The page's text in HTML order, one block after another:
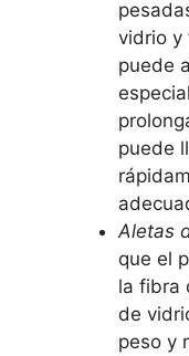
vidrio y
puede
puede
Aletas
que el
la fibra
de
peso y